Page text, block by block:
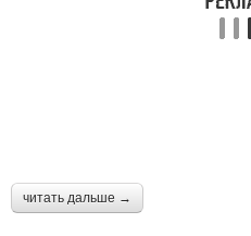
читать дальше →